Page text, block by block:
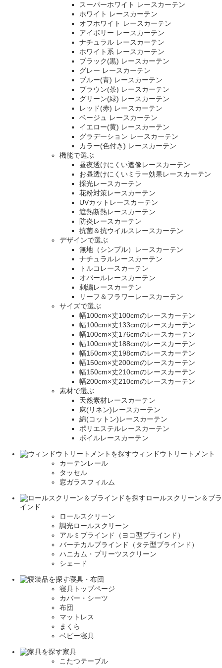
スーパーホワイト レースカーテン
ホワイト レースカーテン
オフホワイト レースカーテン
アイボリー レースカーテン
ナチュラル レースカーテン
ホワイト系 レースカーテン
ブラック(黒) レースカーテン
グレー レースカーテン
ブルー(青) レースカーテン
ブラウン(茶) レースカーテン
グリーン(緑) レースカーテン
レッド(赤) レースカーテン
ベージュ レースカーテン
イエロー(黄) レースカーテン
グラデーション レースカーテン
カラー(色付き) レースカーテン
機能で選ぶ
昼夜透けにくい遮像レースカーテン
お昼透けにくいミラー効果レースカーテン
採光レースカーテン
花粉対策レースカーテン
UVカットレースカーテン
遮熱断熱レースカーテン
防炎レースカーテン
抗菌＆抗ウイルスレースカーテン
デザインで選ぶ
無地（シンプル）レースカーテン
ナチュラルレースカーテン
トルコレースカーテン
オパールレースカーテン
刺繍レースカーテン
リーフ＆フラワーレースカーテン
サイズで選ぶ
幅100cm×丈100cmのレースカーテン
幅100cm×丈133cmのレースカーテン
幅100cm×丈176cmのレースカーテン
幅100cm×丈188cmのレースカーテン
幅150cm×丈198cmのレースカーテン
幅150cm×丈200cmのレースカーテン
幅150cm×丈210cmのレースカーテン
幅200cm×丈210cmのレースカーテン
素材で選ぶ
天然素材レースカーテン
麻(リネン)レースカーテン
綿(コットン)レースカーテン
ポリエステルレースカーテン
ボイルレースカーテン
ウィンドウトリートメント
カーテンレール
タッセル
窓ガラスフィルム
ロールスクリーン＆ブラ
インド
ロールスクリーン
調光ロールスクリーン
アルミブラインド（ヨコ型ブラインド）
バーチカルブラインド（タテ型ブラインド）
ハニカム・プリーツスクリーン
シェード
寝具・布団
寝具トップページ
カバー・シーツ
布団
マットレス
まくら
ベビー寝具
家具
こたつテーブル